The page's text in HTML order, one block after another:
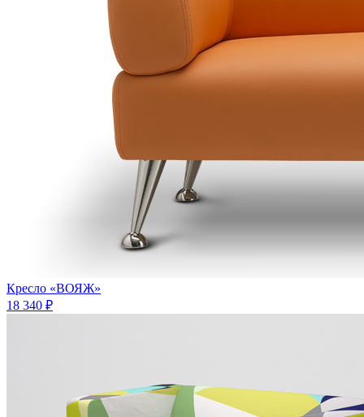
Кресло «ВОЯЖ»
18 340 ₽